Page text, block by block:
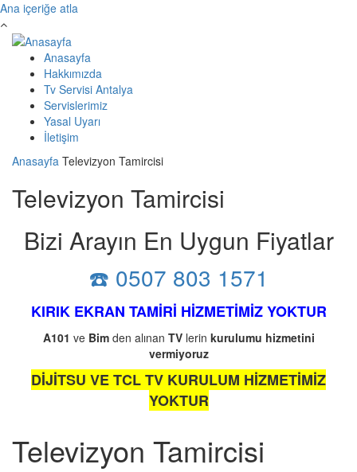
Ana içeriğe atla
Anasayfa
Hakkımızda
Tv Servisi Antalya
Servislerimiz
Yasal Uyarı
İletişim
Anasayfa Televizyon Tamircisi
Televizyon Tamircisi
Bizi Arayın En Uygun Fiyatlar
☎️ 0507 803 1571
KIRIK EKRAN TAMİRİ HİZMETİMİZ YOKTUR
A101 ve Bimden alınan TVlerin kurulumu hizmetini
vermiyoruz
DİJİTSU VE TCL TV KURULUM HİZMETİMİZ
YOKTUR
Televizyon Tamircisi